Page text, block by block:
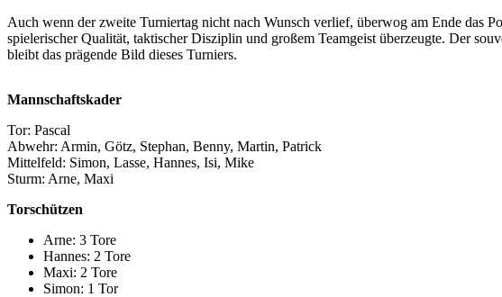
Auch wenn der zweite Turniertag nicht nach Wunsch verlief, überwog am Ende das
spielerischer Qualität, taktischer Disziplin und großem Teamgeist überzeugte. Der
bleibt das prägende Bild dieses Turniers.
Mannschaftskader
Tor: Pascal
Abwehr: Armin, Götz, Stephan, Benny, Martin, Patrick
Mittelfeld: Simon, Lasse, Hannes, Isi, Mike
Sturm: Arne, Maxi
Torschützen
Arne: 3 Tore
Hannes: 2 Tore
Maxi: 2 Tore
Simon: 1 Tor